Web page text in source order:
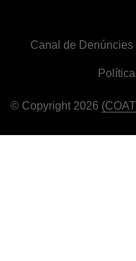
© Copyright 2026
Canal de Denúncies